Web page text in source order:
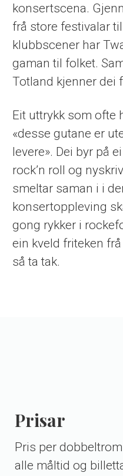
konsertscena.
frå store festivalar
klubbscener har
gaman til folket.
Totland kjenner dei
Eit uttrykk som ofte
«desse gutane er
levere». Dei byr på
rock’n roll og
smeltar saman i i
konsertoppleving
gong rykker i
ein kveld friteken
så ta tak.
Prisar
Pris per
alle måltid og